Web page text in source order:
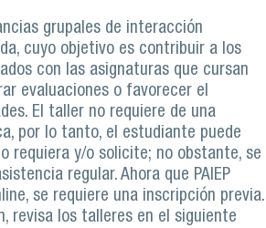
grupales de interacción
cuyo objetivo es contribuir a los
con las asignaturas que cursan
evaluaciones o favorecer el
El taller no requiere de una
por lo tanto, el estudiante puede
requiera y/o solicite; no obstante, se
regular. Ahora que PAIEP
se requiere una inscripción previa.
revisa los talleres en el siguiente